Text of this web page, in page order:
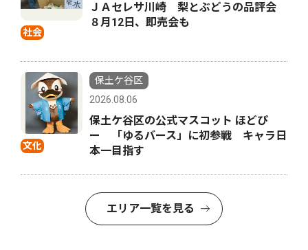
社会
ＪＡセレサ川崎 梨とぶどうの品評会
８月12日、即売会も
文化
保土ケ谷区
2026.08.06
保土ケ谷区の公式マスコット ほどぴ
ー 「ゆるバース」に初参戦 キャラ日
本一目指す
エリア一覧を見る